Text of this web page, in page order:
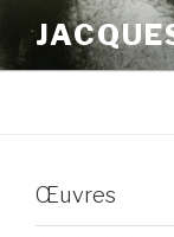
contenu
Œuvres